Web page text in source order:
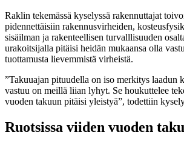
Raklin tekemässä kyselyssä rakennuttajat
pidennettäisiin rakennusvirheiden,
sisäilman ja rakenteellisen turvalllisuuden
urakoitsijalla pitäisi heidän mukaansa olla
tuottamusta lievemmistä virheistä.
”Takuuajan pituudella on iso merkitys laadun
vastuu on meillä liian lyhyt. Se houkuttelee
vuoden takuun pitäisi yleistyä”, todettiin
Ruotsissa viiden vuoden